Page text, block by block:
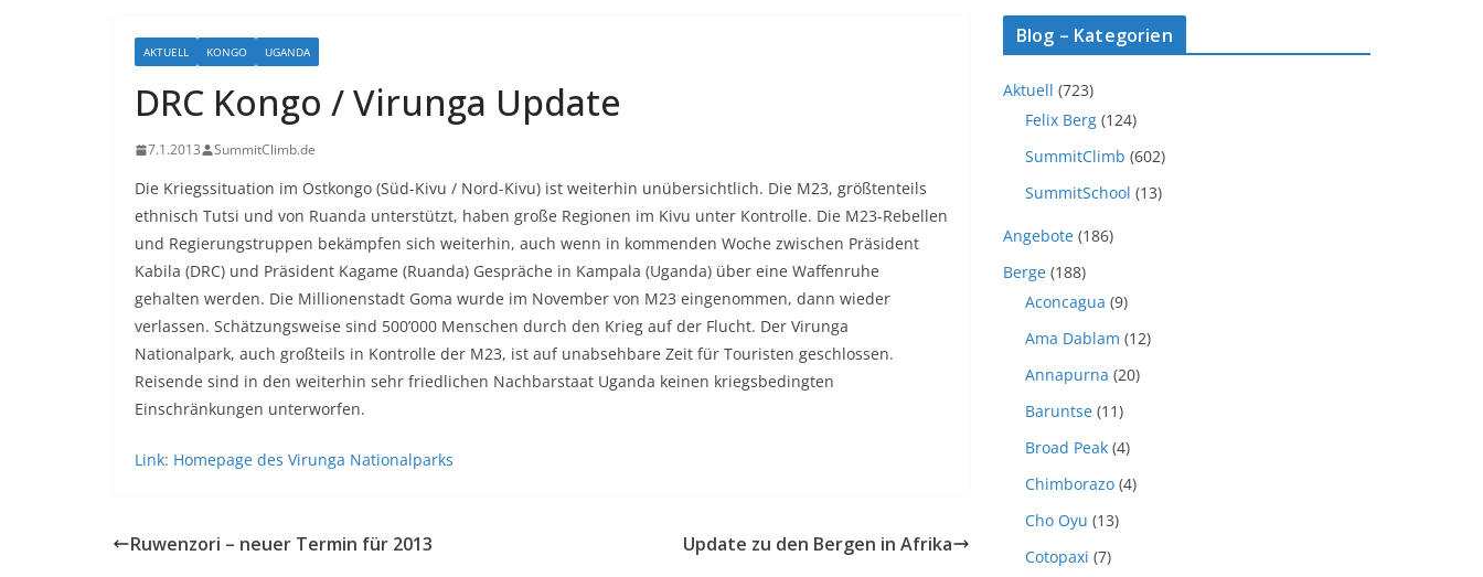
AKTUELL KONGO UGANDA
DRC Kongo / Virunga Update
7.1.2013 SummitClimb.de
Die Kriegssituation im Ostkongo (Süd-Kivu / Nord-Kivu) ist weiterhin unübersichtlich. Die M23, größtenteils
ethnisch Tutsi und von Ruanda unterstützt, haben große Regionen im Kivu unter Kontrolle. Die M23-Rebellen
und Regierungstruppen bekämpfen sich weiterhin, auch wenn in kommenden Woche zwischen Präsident
Kabila (DRC) und Präsident Kagame (Ruanda) Gespräche in Kampala (Uganda) über eine Waffenruhe
gehalten werden. Die Millionenstadt Goma wurde im November von M23 eingenommen, dann wieder
verlassen. Schätzungsweise sind 500’000 Menschen durch den Krieg auf der Flucht. Der Virunga
Nationalpark, auch großteils in Kontrolle der M23, ist auf unabsehbare Zeit für Touristen geschlossen.
Reisende sind in den weiterhin sehr friedlichen Nachbarstaat Uganda keinen kriegsbedingten
Einschränkungen unterworfen.
Link: Homepage des Virunga Nationalparks
Ruwenzori – neuer Termin für 2013 Update zu den Bergen in Afrika
Blog – Kategorien
Aktuell (723)
Felix Berg (124)
SummitClimb (602)
SummitSchool (13)
Angebote (186)
Berge (188)
Aconcagua (9)
Ama Dablam (12)
Annapurna (20)
Baruntse (11)
Broad Peak (4)
Chimborazo (4)
Cho Oyu (13)
Cotopaxi (7)